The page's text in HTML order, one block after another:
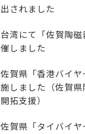
出されました
台湾にて「佐賀陶
催しました
佐賀県「香港バイ
施しました（佐賀
開拓支援）
佐賀県「タイバイ